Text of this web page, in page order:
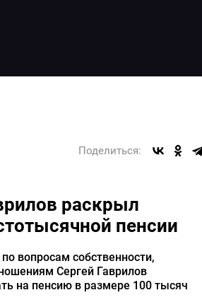
Поделиться:
раскрыл
пенсии
вопросам собственности,
Сергей Гаврилов
на пенсию в размере 100 тысяч